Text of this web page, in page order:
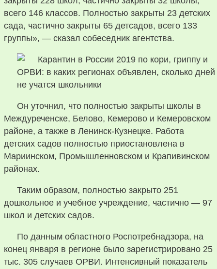
всего 146 классов. Полностью закрыты 23 детских
сада, частично закрыты 65 детсадов, всего 133
группы», — сказал собеседник агентства.
Он уточнил, что полностью закрыты школы в
Междуреченске, Белово, Кемерово и Кемеровском
районе, а также в Ленинск-Кузнецке. Работа
детских садов полностью приостановлена в
Мариинском, Промышленновском и Крапивинском
районах.
Таким образом, полностью закрыто 251
дошкольное и учебное учреждение, частично — 97
школ и детских садов.
По данным областного Роспотребнадзора, на
конец января в регионе было зарегистрировано 25
тыс. 305 случаев ОРВИ. Интенсивный показатель